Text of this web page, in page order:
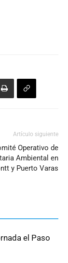
Artículo siguiente
Operativo de
Ambiental en
y Puerto Varas
el Paso